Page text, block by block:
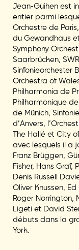
Jean-Guihen est
entier parmi
Orchestre de
du Gewandhaus
Symphony
Saarbrücken,
Sinfonieorchester
Orchestra of
Philharmonia de
Philharmonique
de Münich,
d’Anvers,
The Hallé et City
avec lesquels il a
Franz Brüggen,
Fisher, Hans Graf,
Denis Russell
Oliver Knussen,
Roger Norrington,
Ligeti et David
débuts dans la
York.